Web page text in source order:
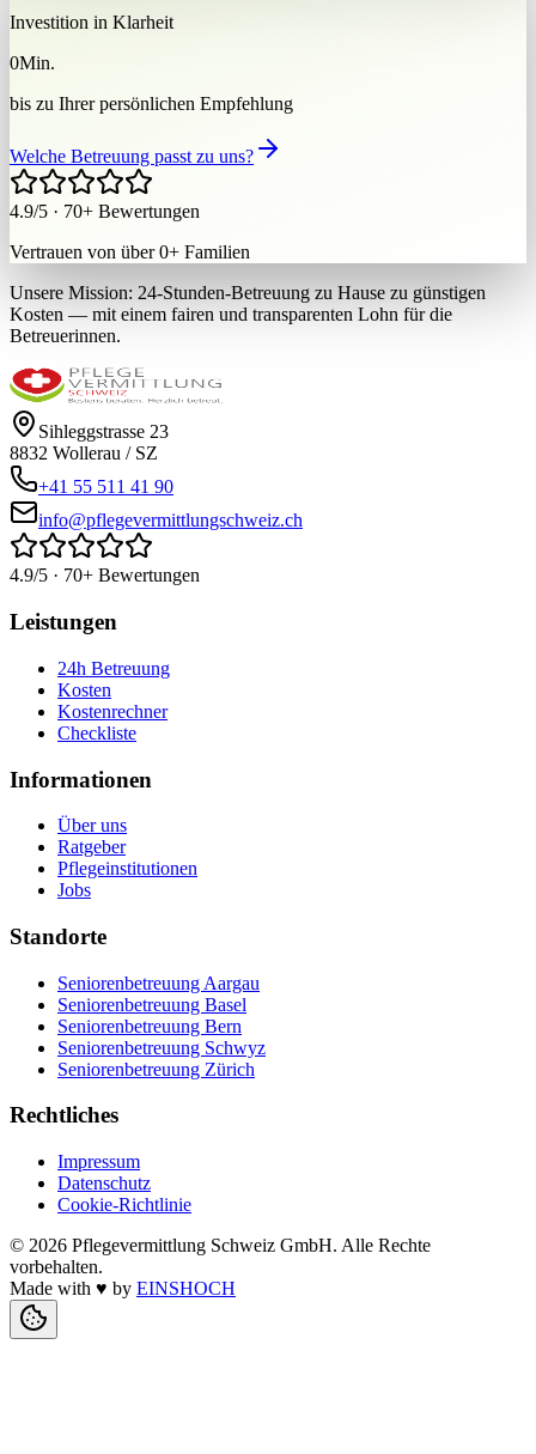
Investition in Klarheit
0Min.
bis zu Ihrer persönlichen Empfehlung
Welche Betreuung passt zu uns?
4.9/5 · 70+ Bewertungen
Vertrauen von über 0+ Familien
Unsere Mission: 24-Stunden-Betreuung zu Hause zu günstigen
Kosten — mit einem fairen und transparenten Lohn für die
Betreuerinnen.
Sihleggstrasse 23
8832 Wollerau / SZ
+41 55 511 41 90
info@pflegevermittlungschweiz.ch
4.9/5 · 70+ Bewertungen
Leistungen
24h Betreuung
Kosten
Kostenrechner
Checkliste
Informationen
Über uns
Ratgeber
Pflegeinstitutionen
Jobs
Standorte
Seniorenbetreuung Aargau
Seniorenbetreuung Basel
Seniorenbetreuung Bern
Seniorenbetreuung Schwyz
Seniorenbetreuung Zürich
Rechtliches
Impressum
Datenschutz
Cookie-Richtlinie
© 2026 Pflegevermittlung Schweiz GmbH. Alle Rechte
vorbehalten.
Made with ♥ by EINSHOCH